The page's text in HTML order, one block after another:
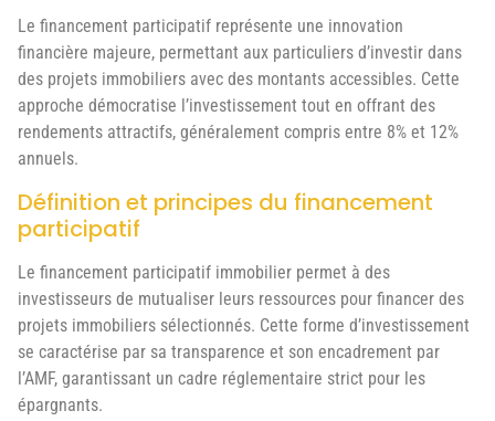
Le financement participatif représente une innovation
financière majeure, permettant aux particuliers d’investir dans
des projets immobiliers avec des montants accessibles. Cette
approche démocratise l’investissement tout en offrant des
rendements attractifs, généralement compris entre 8% et 12%
annuels.
Définition et principes du financement
participatif
Le financement participatif immobilier permet à des
investisseurs de mutualiser leurs ressources pour financer des
projets immobiliers sélectionnés. Cette forme d’investissement
se caractérise par sa transparence et son encadrement par
l’AMF, garantissant un cadre réglementaire strict pour les
épargnants.